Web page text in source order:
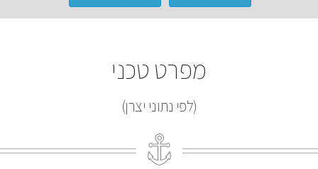
מפרט טכני
(לפי נתוני יצרן)